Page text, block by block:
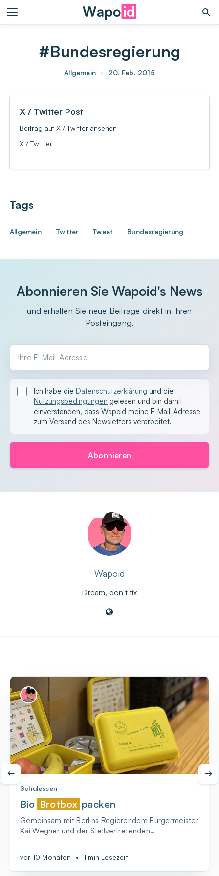
#Bundesregierung
Allgemein • 20. Feb. 2015
X / Twitter Post
Beitrag auf X / Twitter ansehen
X / Twitter
Tags
Allgemein Twitter Tweet Bundesregierung
Abonnieren Sie Wapoid's News
und erhalten Sie neue Beiträge direkt in Ihren
Posteingang.
Ihre E-Mail-Adresse
Ich habe die Datenschutzerklärung und die
Nutzungsbedingungen gelesen und bin damit
einverstanden, dass Wapoid meine E-Mail-Adresse
zum Versand des Newsletters verarbeitet.
Abonnieren
Wapoid
Dream, don't fix
Schulessen
Bio Brotbox packen
Gemeinsam mit Berlins Regierendem Bürgermeister
Kai Wegner und der Stellvertretenden
vor 10 Monaten • 1 min Lesezeit